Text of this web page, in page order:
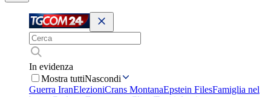
In evidenza
Mostra tuttiNascondi
Guerra IranElezioniCrans MontanaEpstein FilesFamiglia nel